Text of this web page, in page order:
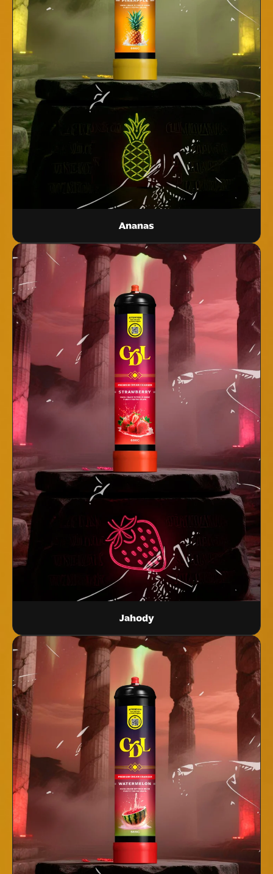
Ananas
Jahody